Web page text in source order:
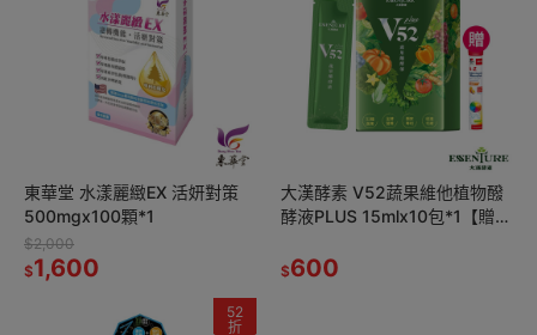
東華堂 水漾麗緻EX 活妍對策
500mgx100顆*1
$2,000
$1,600
大漢酵素 V52蔬果維他植物醱
酵液PLUS 15mlx10包*1【贈】
15錠*1
$600
52
折